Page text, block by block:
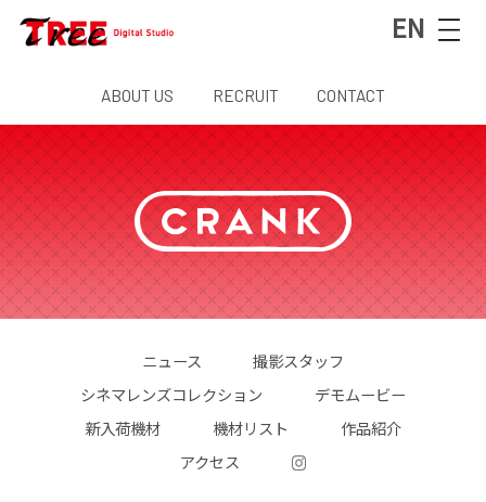
EN
ABOUT US RECRUIT CONTACT
ニュース
撮影スタッフ
シネマレンズコレクション
デモムービー
新入荷機材
機材リスト
作品紹介
アクセス